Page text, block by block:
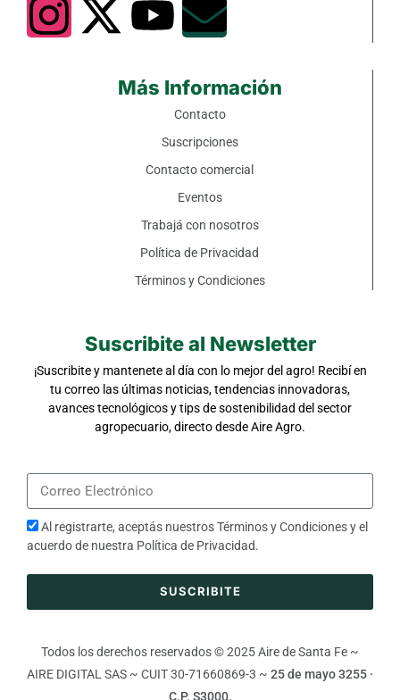
Más Información
Contacto
Suscripciones
Contacto comercial
Eventos
Trabajá con nosotros
Política de Privacidad
Términos y Condiciones
Suscribite al Newsletter
¡Suscribite y mantenete al día con lo mejor del agro! Recibí en
tu correo las últimas noticias, tendencias innovadoras,
avances tecnológicos y tips de sostenibilidad del sector
agropecuario, directo desde Aire Agro.
Al registrarte, aceptás nuestrosTérminos y Condicionesy el
acuerdo de nuestra Política de Privacidad.
SUSCRIBITE
Todos los derechos reservados © 2025 Aire de Santa Fe ~
AIRE DIGITAL SAS ~ CUIT 30-71660869-3 ~ 25 de mayo 3255 ·
C.P. S3000.